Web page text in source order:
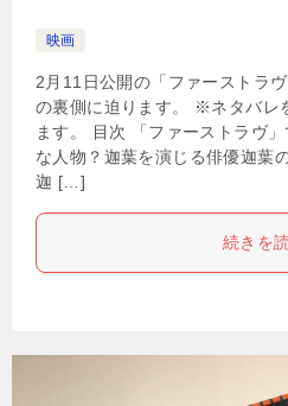
映画
2月11日公開の「ファーストラ
の裏側に迫ります。 ※ネタバレ
ます。 目次 「ファーストラヴ
な人物？迦葉を演じる俳優迦葉
迦 […]
続きを